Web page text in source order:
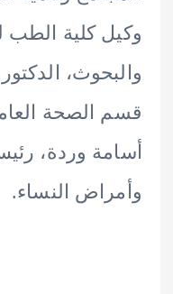
كلية الطب
الدكتورة
العامة
وردة، رئيس
النساء.